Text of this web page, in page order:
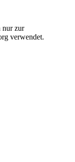
nur zur
verwendet.